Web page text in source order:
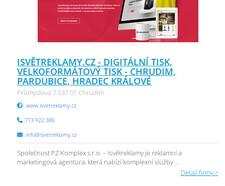
ISVĚTREKLAMY.CZ - DIGITÁLNÍ TISK,
VELKOFORMÁTOVÝ TISK - CHRUDIM,
PARDUBICE, HRADEC KRÁLOVÉ
Průmyslová 7 537 01 Chrudim
www.isvetreklamy.cz
773 922 386
info@isvetreklamy.cz
Společnost PZ Komplex s.r.o. – Isvětreklamy je reklamní a
marketingová agentura, která nabízí komplexní služby ...
Detail firmy >